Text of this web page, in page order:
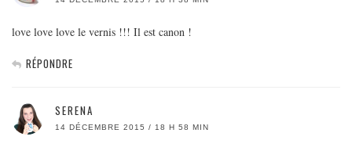
love love love le vernis !!! Il est canon !
RÉPONDRE
SERENA
14 DÉCEMBRE 2015 / 18 H 58 MIN